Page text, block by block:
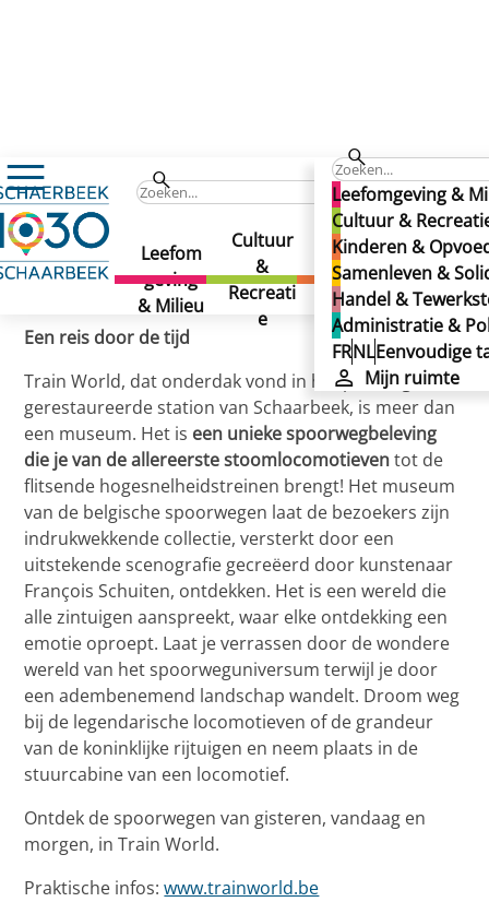
Leefomgeving &
Cultuur &
Kinderen &
Samenleven &
Handel &
Administratie &
FRNLEenvoudige
Mijn ruimte
FRNL
Leefom
geving
& Milieu
Cultuur
&
Recreati
e
Kindere
n &
Opvoedi
ng
Samenl
even &
Solidarit
eit
Train World
Train World
Train World
Gepubliceerd op 02/12/2024
Een reis door de tijd
Train World, dat onderdak vond in het prachtig
gerestaureerde station van Schaarbeek, is meer dan
een museum. Het is een unieke spoorwegbeleving
die je van de allereerste stoomlocomotieventot de
flitsende hogesnelheidstreinen brengt! Het museum
van de belgische spoorwegen laat de bezoekers zijn
indrukwekkende collectie, versterkt door een
uitstekende scenografie gecreëerd door kunstenaar
François Schuiten, ontdekken. Het is een wereld die
alle zintuigen aanspreekt, waar elke ontdekking een
emotie oproept. Laat je verrassen door de wondere
wereld van het spoorweguniversum terwijl je door
een adembenemend landschap wandelt. Droom weg
bij de legendarische locomotieven of de grandeur
van de koninklijke rijtuigen en neem plaats in de
stuurcabine van een locomotief.
Ontdek de spoorwegen van gisteren, vandaag en
morgen, in Train World.
Praktische infos:www.trainworld.be